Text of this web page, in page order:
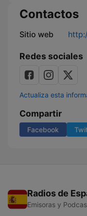
Contactos
Sitio web
Redes sociales
Actualiza esta
Compartir
Facebook
Radios de
Emisoras y